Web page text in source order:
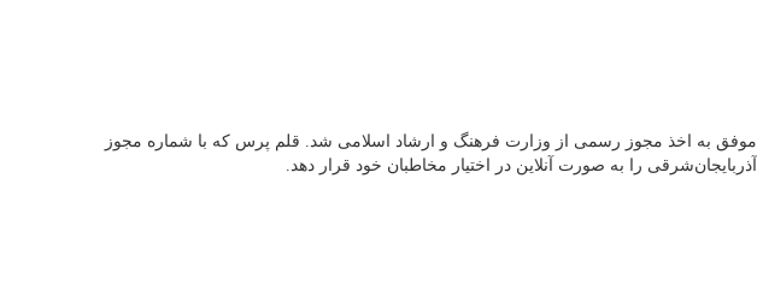
پایگاه خبری قلم پرس از دی ماه سال 94 فعالیت آزمایشی خود را آغاز کرد و پس از آن در 13 اردیبهشت ماه سال 95 موفق به اخذ مجوز رسمی از وزارت فرهنگ و ارشاد اسلامی شد. قلم پرس که با شماره مجوز